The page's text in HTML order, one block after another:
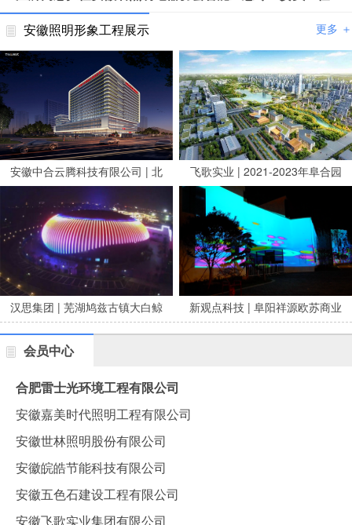
安徽照明形象工程展示
更多 ＋
安徽中合云腾科技有限公司 | 北
京安贞医院安徽医院亮化项目
飞歌实业 | 2021-2023年阜合园
区市政养修服务项目
汉思集团 | 芜湖鸠兹古镇大白鲸
新观点科技 | 阜阳祥源欧苏商业
会员中心
合肥雷士光环境工程有限公司
安徽嘉美时代照明工程有限公司
安徽世林照明股份有限公司
安徽皖皓节能科技有限公司
安徽五色石建设工程有限公司
安徽飞歌实业集团有限公司